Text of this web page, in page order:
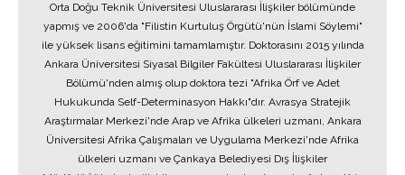
Orta Doğu Teknik Üniversitesi Uluslararası İlişkiler bölümünde
yapmış ve 2006'da "Filistin Kurtuluş Örgütü'nün İslami Söylemi"
ile yüksek lisans eğitimini tamamlamıştır. Doktorasını 2015 yılında
Ankara Üniversitesi Siyasal Bilgiler Fakültesi Uluslararası İlişkiler
Bölümü'nden almış olup doktora tezi "Afrika Örf ve Adet
Hukukunda Self-Determinasyon Hakkı"dır. Avrasya Stratejik
Araştırmalar Merkezi'nde Arap ve Afrika ülkeleri uzmanı, Ankara
Üniversitesi Afrika Çalışmaları ve Uygulama Merkezi'nde Afrika
ülkeleri uzmanı ve Çankaya Belediyesi Dış İlişkiler